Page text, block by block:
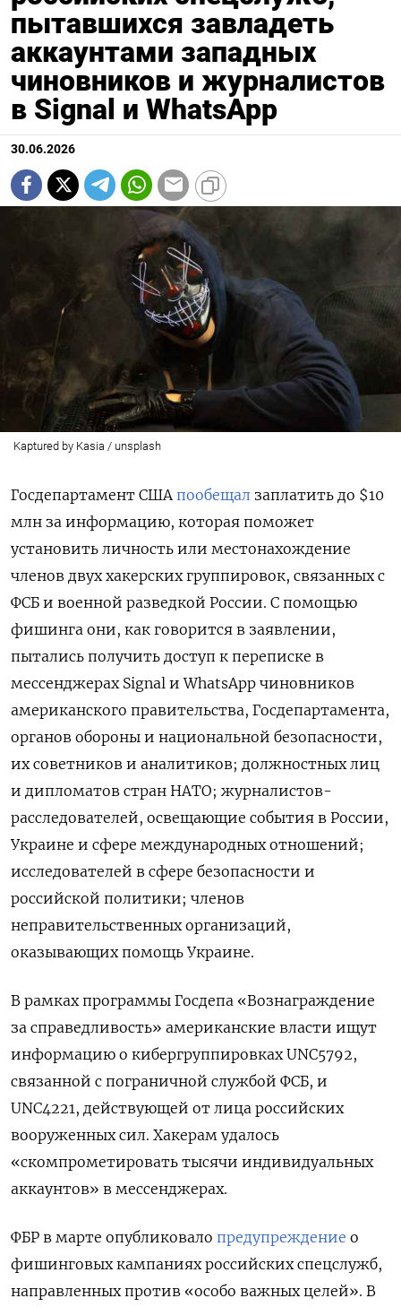
пытавшихся завладеть
аккаунтами западных
чиновников и журналистов
в Signal и WhatsApp
30.06.2026
Kaptured by Kasia / unsplash
Госдепартамент США пообещал заплатить до $10
млн за информацию, которая поможет
установить личность или местонахождение
членов двух хакерских группировок, связанных с
ФСБ и военной разведкой России. С помощью
фишинга они, как говорится в заявлении,
пытались получить доступ к переписке в
мессенджерах Signal и WhatsApp чиновников
американского правительства, Госдепартамента,
органов обороны и национальной безопасности,
их советников и аналитиков; должностных лиц
и дипломатов стран НАТО; журналистов-
расследователей, освещающие события в России,
Украине и сфере международных отношений;
исследователей в сфере безопасности и
российской политики; членов
неправительственных организаций,
оказывающих помощь Украине.
В рамках программы Госдепа «Вознаграждение
за справедливость» американские власти ищут
информацию о кибергруппировках UNC5792,
связанной с пограничной службой ФСБ, и
UNC4221, действующей от лица российских
вооруженных сил. Хакерам удалось
«скомпрометировать тысячи индивидуальных
аккаунтов» в мессенджерах.
ФБР в марте опубликовало предупреждение о
фишинговых кампаниях российских спецслужб,
направленных против «особо важных целей». В